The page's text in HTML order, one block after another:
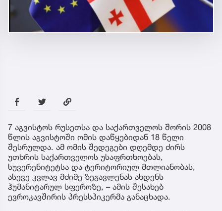
7 აგვისტოს რუსეთსა და საქართველოს შორის 2008
წლის აგვისტოში ომის დაწყებიდან 18 წელი
შესრულდა. ამ ომის შედეგები დღემდე ძირს
უთხრის საქართველოს უსაფრთხოებას,
სუვერენიტეტსა და ტერიტორიულ მთლიანობას,
ასევე კვლავ მძიმე ზეგავლენას ახდენს
ჰუმანიტარულ სფეროზე, – ამის შესახებ
ევროკავშირის პრესსპიკერმა განაცხადა.